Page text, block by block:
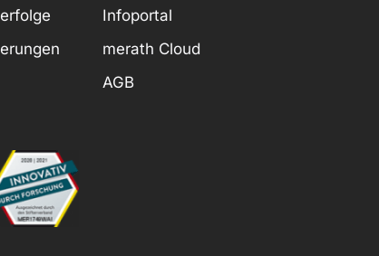
Infoportal
merath Cloud
AGB